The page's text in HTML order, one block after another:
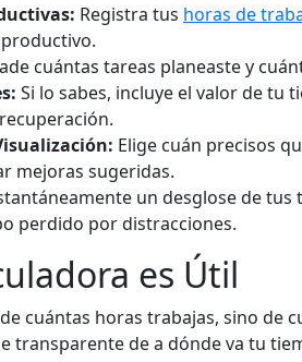
Registra tus horas de
cuántas tareas planeaste y
Si lo sabes, incluye el valor de tu
Elige cuán precisos
mejoras sugeridas.
un desglose de tus
perdido por distracciones.
es Útil
cuántas horas trabajas, sino de
transparente de a dónde va tu